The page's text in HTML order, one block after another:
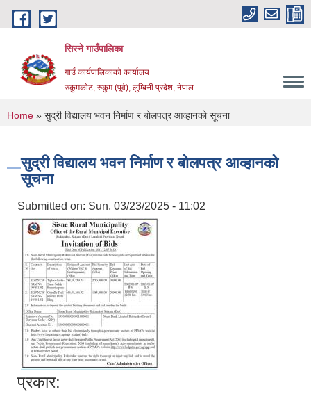
Skip to main content
सिस्ने गाउँपालिका
गाउँ कार्यपालिकाको कार्यालय
रुकुमकोट, रुकुम (पूर्व), लुम्बिनी प्रदेश, नेपाल
You are here
Home » सुद्री विद्यालय भवन निर्माण र बोलपत्र आव्हानको सूचना
सुद्री विद्यालय भवन निर्माण र बोलपत्र आव्हानको
सूचना
Submitted on: Sun, 03/23/2025 - 11:02
प्रकार: